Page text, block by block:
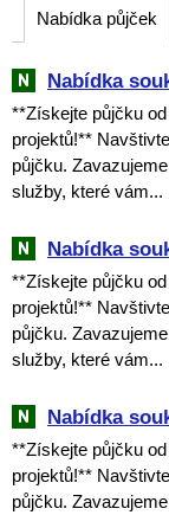
Nabídka půjček
Nabídka
**Získejte půjčku
projektů!**
půjčku.
služby, které vám...
Nabídka
**Získejte půjčku
projektů!**
půjčku.
služby, které vám...
Nabídka
**Získejte půjčku
projektů!**
půjčku.